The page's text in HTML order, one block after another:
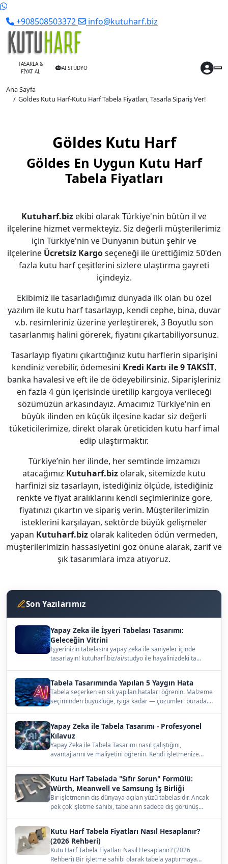
+908508503372 info@kutuharf.biz
TASARLA &
FİYAT AL
AI STÜDYO
Ana Sayfa
Göldes Kutu Harf-Kutu Harf Tabela Fiyatları, Tasarla Sipariş Ver!
Göldes Kutu Harf
Göldes En Uygun Kutu Harf
Tabela Fiyatları
Kutuharf.biz ekibi olarak Türkiye'nin bütün il ve
ilçelerine hizmet vermekteyiz. Siz değerli müşterilerimiz
için Türkiye'nin ve Dünyanın bütün şehir ve
ilçelerine Ücretsiz Kargoseçeneği ile ürettiğimiz 50'den
fazla kutu harf çeşitlerini sizlere ulaştırma gayreti
içindeyiz.
Ekibimiz ile tasarladığımız dünyada ilk olan bu özel
yazılım ile kutu harf tasarlayıp, kendi cephe, bina, duvar
v.b. resimleriniz üzerine yerleştirerek, 3 Boyutlu son
tasarlanmış halini görerek, fiyatını çıkartabiliyorsunuz.
Tasarlayıp fiyatını çıkarttığınız kutu harflerin siparişini
kendiniz verebilir, ödemesini Kredi Kartı ile 9 TAKSİT,
banka havalesi ve eft ile de ödeyebilirsiniz. Siparişleriniz
en fazla 4 gün içerisinde üretilip kargoya verileceği
sözümüzün arkasındayız. Amacımız Türkiye'nin en
büyük ilinden en küçük ilçesine kadar siz değerli
tüketicilerimize, direkt olarak üreticiden kutu harf imal
edip ulaştırmaktır.
Türkiye’nin her ilinde, her semtinde imzamızı
atacağımız Kutuharf.biz olarak, sitemizde kutu
harfinizi siz tasarlayın, istediğiniz ölçüde, istediğiniz
renkte ve fiyat aralıklarını kendi seçimlerinize göre,
fiyatınızı çıkartın ve sipariş verin. Müşterilerimizin
isteklerini karşılayan, sektörde büyük gelişmeler
yapan Kutuharf.biz olarak kaliteden ödün vermeden,
müşterilerimizin hassasiyetini göz önüne alarak, zarif ve
şık tasarımlara imza atıyoruz.
Son Yazılarımız
Yapay Zeka ile İşyeri Tabelası Tasarımı:
Geleceğin Vitrini
İşyerinizin tabelasını yapay zeka ile saniyeler içinde
tasarlayın! kutuharf.biz/ai/studyo ile hayalinizdeki ta…
Tabela Tasarımında Yapılan 5 Yaygın Hata
Tabela seçerken en sık yapılan hataları öğrenin. Malzeme
seçiminden büyüklüğe, ışığa kadar — çözümleri burada.…
Yapay Zeka ile Tabela Tasarımı - Profesyonel
Kılavuz
Yapay Zeka ile Tabela Tasarımı nasıl çalıştığını,
avantajlarını ve maliyetini öğrenin. Kendi işletmenize
Kutu Harf Tabelada "Sıfır Sorun" Formülü:
Würth, Meanwell ve Samsung İş Birliği
Bir işletmenin dış dünyaya açılan yüzü tabelasıdır. Ancak
pek çok işletme sahibi, tabelanın sadece dış görünüş…
Kutu Harf Tabela Fiyatları Nasıl Hesaplanır?
(2026 Rehberi)
Kutu Harf Tabela Fiyatları Nasıl Hesaplanır? (2026
Rehberi) Bir işletme sahibi olarak tabela yaptırmaya